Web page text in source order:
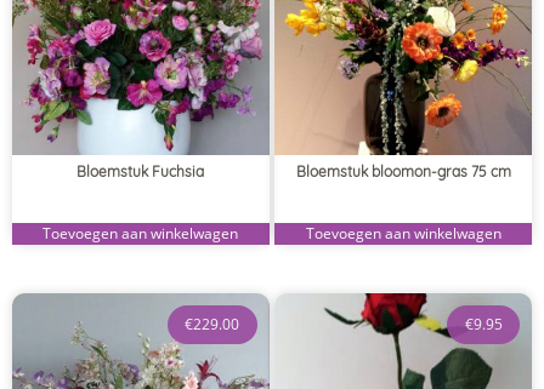
Bloemstuk Fuchsia
Toevoegen aan winkelwagen
Bloemstuk bloomon-gras 75 cm
Toevoegen aan winkelwagen
€229.00 €9.95